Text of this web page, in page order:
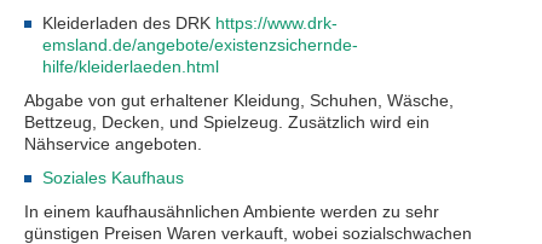
Kleiderladen des DRK https://www.drk-
emsland.de/angebote/existenzsichernde-
hilfe/kleiderlaeden.html
Abgabe von gut erhaltener Kleidung, Schuhen, Wäsche,
Bettzeug, Decken, und Spielzeug. Zusätzlich wird ein
Nähservice angeboten.
Soziales Kaufhaus
In einem kaufhausähnlichen Ambiente werden zu sehr
günstigen Preisen Waren verkauft, wobei sozialschwachen